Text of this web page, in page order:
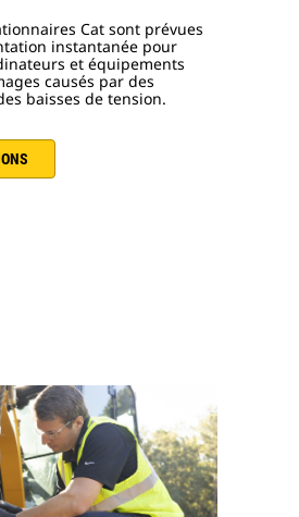
Cat sont prévues
instantanée pour
et équipements
causés par des
baisses de tension.